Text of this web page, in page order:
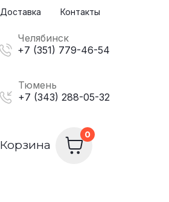
Корзина
Доставка Контакты
Челябинск
+7 (351) 779-46-54
Тюмень
+7 (343) 288-05-32